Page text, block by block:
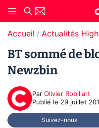
Accueil Actualités
BT sommé de
Newzbin
Par Olivier Robillart
Publié le 29 juillet
Suivez-nous